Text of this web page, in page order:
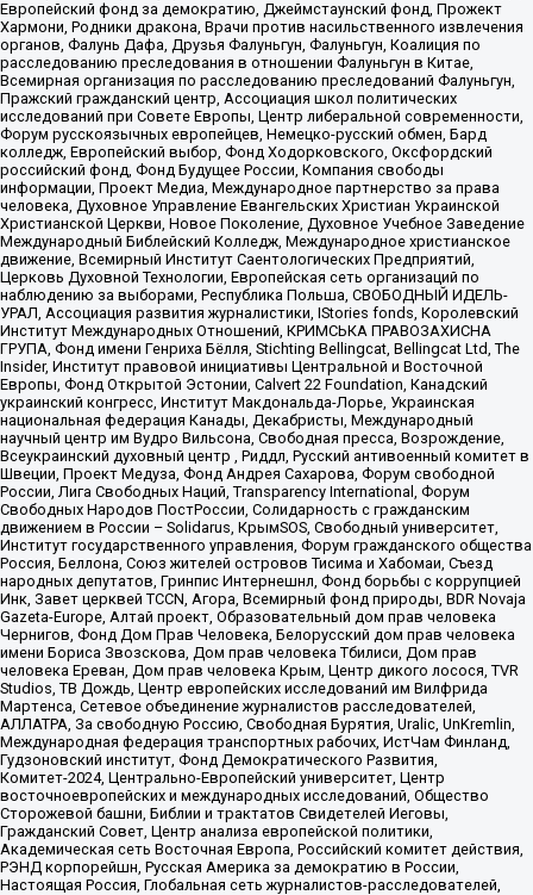
Европейский фонд за демократию, Джеймстаунский фонд, Прожект
Хармони, Родники дракона, Врачи против насильственного извлечения
органов, Фалунь Дафа, Друзья Фалуньгун, Фалуньгун, Коалиция по
расследованию преследования в отношении Фалуньгун в Китае,
Всемирная организация по расследованию преследований Фалуньгун,
Пражский гражданский центр, Ассоциация школ политических
исследований при Совете Европы, Центр либеральной современности,
Форум русскоязычных европейцев, Немецко-русский обмен, Бард
колледж, Европейский выбор, Фонд Ходорковского, Оксфордский
российский фонд, Фонд Будущее России, Компания свободы
информации, Проект Медиа, Международное партнерство за права
человека, Духовное Управление Евангельских Христиан Украинской
Христианской Церкви, Новое Поколение, Духовное Учебное Заведение
Международный Библейский Колледж, Международное христианское
движение, Всемирный Институт Саентологических Предприятий,
Церковь Духовной Технологии, Европейская сеть организаций по
наблюдению за выборами, Республика Польша, СВОБОДНЫЙ ИДЕЛЬ-
УРАЛ, Ассоциация развития журналистики, IStories fonds, Королевский
Институт Международных Отношений, КРИМСЬКА ПРАВОЗАХИСНА
ГРУПА, Фонд имени Генриха Бёлля, Stichting Bellingcat, Bellingcat Ltd, The
Insider, Институт правовой инициативы Центральной и Восточной
Европы, Фонд Открытой Эстонии, Calvert 22 Foundation, Канадский
украинский конгресс, Институт Макдональда-Лорье, Украинская
национальная федерация Канады, Декабристы, Международный
научный центр им Вудро Вильсона, Свободная пресса, Возрождение,
Всеукраинский духовный центр , Риддл, Русский антивоенный комитет в
Швеции, Проект Медуза, Фонд Андрея Сахарова, Форум свободной
России, Лига Свободных Наций, Transparеncy International, Форум
Свободных Народов ПостРоссии, Солидарность с гражданским
движением в России – Solidarus, КрымSOS, Свободный университет,
Институт государственного управления, Форум гражданского общества
Россия, Беллона, Союз жителей островов Тисима и Хабомаи, Съезд
народных депутатов, Гринпис Интернешнл, Фонд борьбы с коррупцией
Инк, Завет церквей TCCN, Агора, Всемирный фонд природы, BDR Novaja
Gazeta-Europe, Алтай проект, Образовательный дом прав человека
Чернигов, Фонд Дом Прав Человека, Белорусский дом прав человека
имени Бориса Звозскова, Дом прав человека Тбилиси, Дом прав
человека Ереван, Дом прав человека Крым, Центр дикого лосося, TVR
Studios, ТВ Дождь, Центр европейских исследований им Вилфрида
Мартенса, Сетевое объединение журналистов расследователей,
АЛЛАТРА, За свободную Россию, Свободная Бурятия, Uralic, UnKremlin,
Международная федерация транспортных рабочих, ИстЧам Финланд,
Гудзоновский институт, Фонд Демократического Развития,
Комитет-2024, Центрально-Европейский университет, Центр
восточноевропейских и международных исследований, Общество
Сторожевой башни, Библии и трактатов Свидетелей Иеговы,
Гражданский Совет, Центр анализа европейской политики,
Академическая сеть Восточная Европа, Российский комитет действия,
РЭНД корпорейшн, Русская Америка за демократию в России,
Настоящая Россия, Глобальная сеть журналистов-расследователей,